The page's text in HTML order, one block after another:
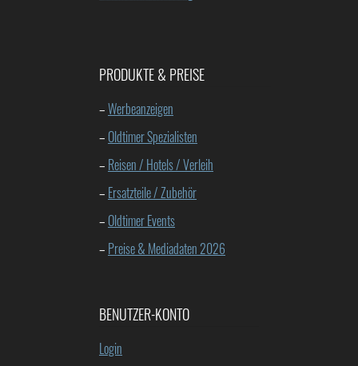
PRODUKTE & PREISE
–Werbeanzeigen
– Oldtimer Spezialisten
– Reisen / Hotels / Verleih
– Ersatzteile / Zubehör
– Oldtimer Events
– Preise & Mediadaten 2026
BENUTZER-KONTO
Login